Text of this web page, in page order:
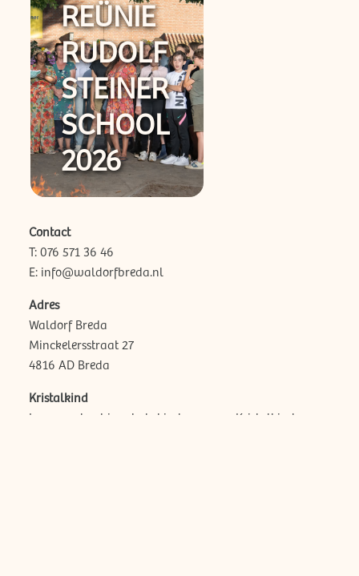
REÜNIE
RUDOLF
STEINER
SCHOOL
2026
Contact
T: 076 571 36 46
E: info@waldorfbreda.nl
Adres
Waldorf Breda
Minckelersstraat 27
4816 AD Breda
Kristalkind
In onze school is ook de kinderopvang Kristalkind